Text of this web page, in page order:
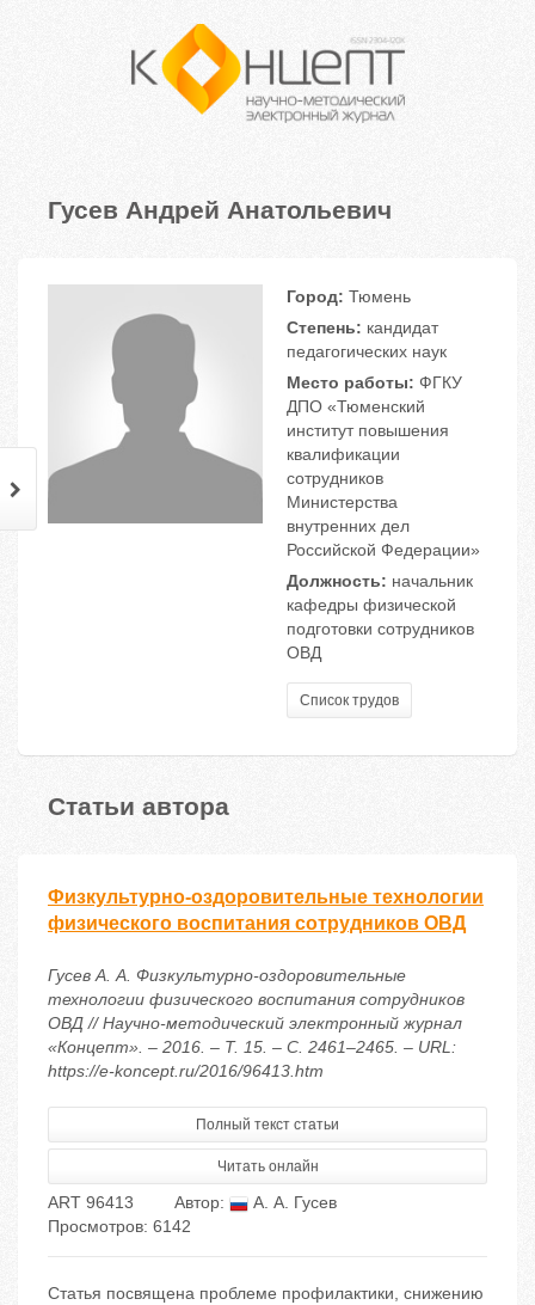
Гусев Андрей Анатольевич
Город: Тюмень
Степень: кандидат
педагогических наук
Место работы: ФГКУ
ДПО «Тюменский
институт повышения
квалификации
сотрудников
Министерства
внутренних дел
Российской Федерации»
Должность: начальник
кафедры физической
подготовки сотрудников
ОВД
Список трудов
Статьи автора
Физкультурно-оздоровительные технологии
физического воспитания сотрудников ОВД
Гусев А. А. Физкультурно-оздоровительные
технологии физического воспитания сотрудников
ОВД // Научно-методический электронный журнал
«Концепт». – 2016. – Т. 15. – С. 2461–2465. – URL:
https://e-koncept.ru/2016/96413.htm
Полный текст статьи
Читать онлайн
ART 96413 Автор:
А. А. Гусев
Просмотров: 6142
Статья посвящена проблеме профилактики, снижению